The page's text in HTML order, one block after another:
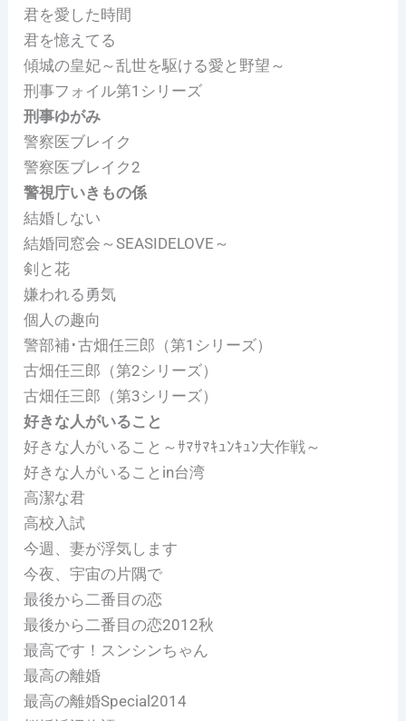
君を愛した時間
君を憶えてる
傾城の皇妃～乱世を駆ける愛と野望～
刑事フォイル第1シリーズ
刑事ゆがみ
警察医ブレイク
警察医ブレイク2
警視庁いきもの係
結婚しない
結婚同窓会～SEASIDELOVE～
剣と花
嫌われる勇気
個人の趣向
警部補･古畑任三郎（第1シリーズ）
古畑任三郎（第2シリーズ）
古畑任三郎（第3シリーズ）
好きな人がいること
好きな人がいること～ｻﾏｻﾏｷｭﾝｷｭﾝ大作戦～
好きな人がいることin台湾
高潔な君
高校入試
今週、妻が浮気します
今夜、宇宙の片隅で
最後から二番目の恋
最後から二番目の恋2012秋
最高です！スンシンちゃん
最高の離婚
最高の離婚Special2014